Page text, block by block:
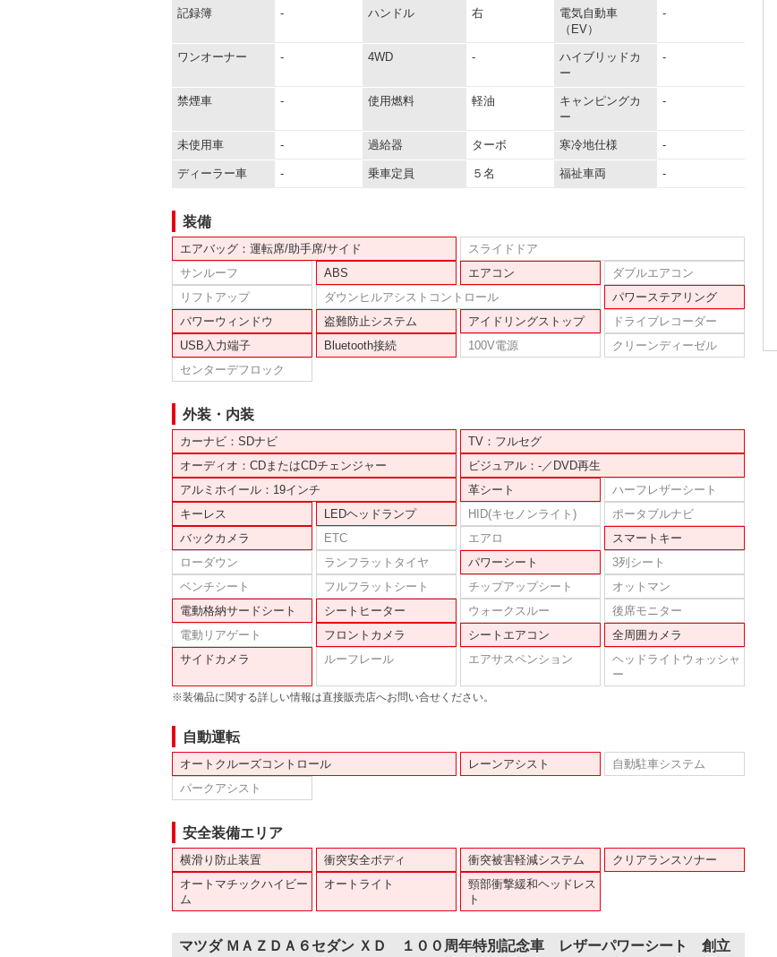
記録簿 - ハンドル 右
電気自動車
（EV）
-
ワンオーナー - 4WD -
ハイブリッドカ
ー
-
禁煙車 - 使用燃料 軽油
キャンピングカ
ー
-
未使用車 - 過給器 ターボ 寒冷地仕様 -
ディーラー車 - 乗車定員 ５名 福祉車両 -
装備
エアバッグ：運転席/助手席/サイド
スライドドア
サンルーフ
ABS エアコン
ダブルエアコン
リフトアップ
ダウンヒルアシストコントロール
パワーステアリング
パワーウィンドウ
盗難防止システム アイドリングストップ
ドライブレコーダー
USB入力端子
Bluetooth接続 100V電源
クリーンディーゼル
センターデフロック
外装・内装
カーナビ：SDナビ
TV：フルセグ
オーディオ：CDまたはCDチェンジャー
ビジュアル：-／DVD再生
アルミホイール：19インチ
革シート
ハーフレザーシート
キーレス
LEDヘッドランプ HID(キセノンライト)
ポータブルナビ
バックカメラ
ETC エアロ
スマートキー
ローダウン
ランフラットタイヤ パワーシート
3列シート
ベンチシート
フルフラットシート チップアップシート
オットマン
電動格納サードシート
シートヒーター ウォークスルー
後席モニター
電動リアゲート
フロントカメラ シートエアコン
全周囲カメラ
サイドカメラ
ルーフレール エアサスペンション
ヘッドライトウォッシャ
ー
※装備品に関する詳しい情報は直接販売店へお問い合せください。
自動運転
オートクルーズコントロール レーンアシスト
自動駐車システム
パークアシスト
安全装備エリア
横滑り防止装置 衝突安全ボディ 衝突被害軽減システム
クリアランスソナー
オートマチックハイビー
ム
オートライト
頸部衝撃緩和ヘッドレス
ト
マツダ ＭＡＺＤＡ６セダン ＸＤ １００周年特別記念車 レザーパワーシート 創立